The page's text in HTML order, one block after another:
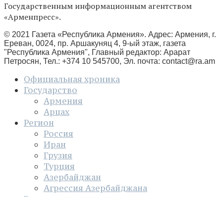
Государственным информационным агентством
«Арменпресс».
© 2021 Газета «Республика Армения». Адрес: Армения, г.
Ереван, 0024, пр. Аршакуняц 4, 9-ый этаж, газета
"Республика Армения", Главный редактор: Арарат
Петросян, Тел.: +374 10 545700, Эл. почта: contact@ra.am
Официальная хроника
Государство
Армения
Арцах
Регион
Россия
Иран
Грузия
Турция
Азербайджан
Агрессия Азербайджана